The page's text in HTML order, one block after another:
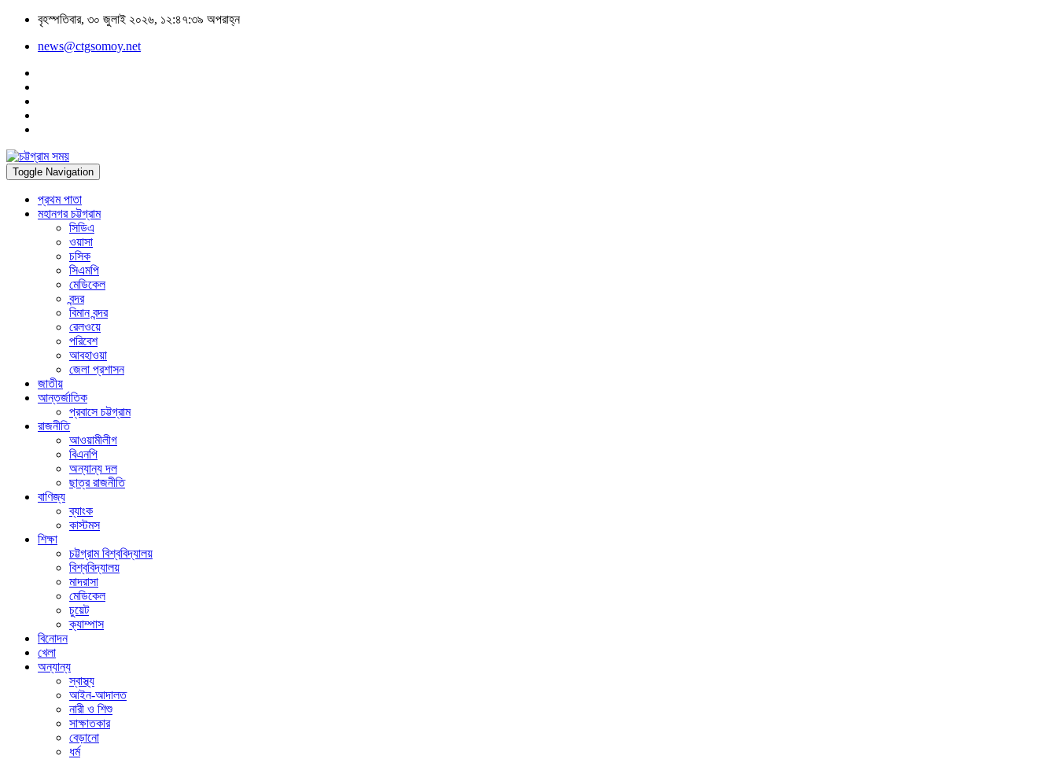
বৃহস্পতিবার, ৩০ জুলাই ২০২৬, ১২:৪৭:৩৯ অপরাহ্ন
news@ctgsomoy.net
Toggle Navigation
প্রথম পাতা
মহানগর চট্টগ্রাম
সিডিএ
ওয়াসা
চসিক
সিএমপি
মেডিকেল
বন্দর
বিমান বন্দর
রেলওয়ে
পরিবেশ
আবহাওয়া
জেলা প্রশাসন
জাতীয়
আন্তর্জাতিক
প্রবাসে চট্টগ্রাম
রাজনীতি
আওয়ামীলীগ
বিএনপি
অন্যান্য দল
ছাত্র রাজনীতি
বাণিজ্য
ব্যাংক
কাস্টমস
শিক্ষা
চট্টগ্রাম বিশ্ববিদ্যালয়
বিশ্ববিদ্যালয়
মাদরাসা
মেডিকেল
চুয়েট
ক্যাম্পাস
বিনোদন
খেলা
অন্যান্য
স্বাস্থ্য
আইন-আদালত
নারী ও শিশু
সাক্ষাতকার
বেড়ানো
ধর্ম